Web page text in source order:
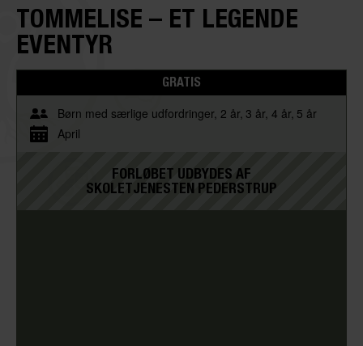
TOMMELISE – ET LEGENDE
EVENTYR
GRATIS
Børn med særlige udfordringer 2 år 3 år 4 år 5 år
April
FORLØBET UDBYDES AF
SKOLETJENESTEN PEDERSTRUP